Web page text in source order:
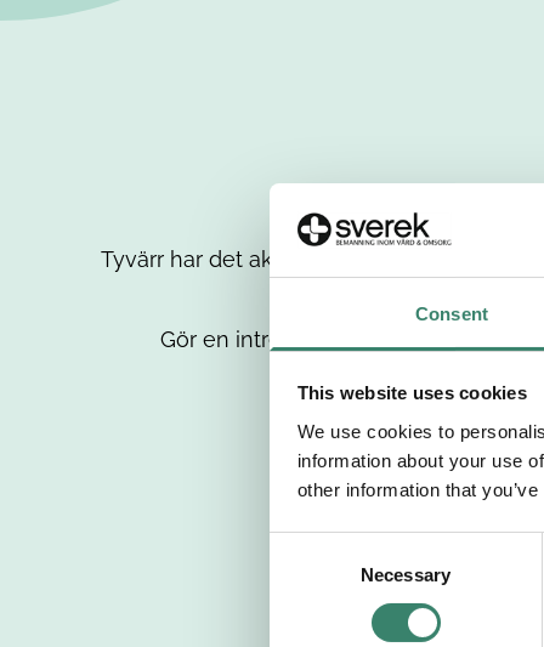
Consent
This website uses cookies
We use cookies to
information about your use
other information that
Necessary
Tyvärr har det aktuella jobbet tagits bort
Gör en intresseanmälan så